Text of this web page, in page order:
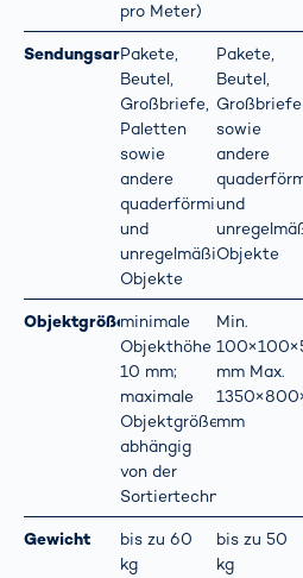
pro Meter)
SendungsartPakete,
Beutel,
Großbriefe,
Paletten
sowie
andere
quaderförmige
und
unregelmäßige
Objekte
Pakete,
Beutel,
Großbriefe
sowie
andere
und
Objekte
Objektgrößeminimale
Objekthöhe
10 mm;
maximale
Objektgröße
abhängig
von der
Sortiertechnik
Min.
mm Max.
mm
Gewicht
bis zu 60
kg
bis zu 50
kg